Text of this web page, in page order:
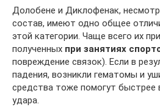
Долобене и Диклофенак,
состав, имеют одно общее
этой категории. Чаще всего их
полученных при занятиях
повреждение связок). Если в
падения, возникли гематомы и
средства тоже помогут быстрее
удара.